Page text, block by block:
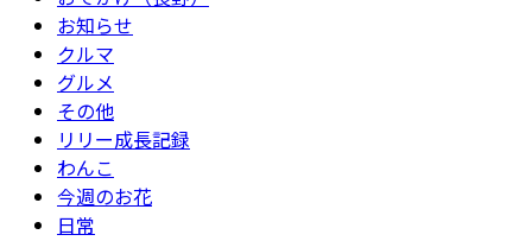
お知らせ
クルマ
グルメ
その他
リリー成長記録
わんこ
今週のお花
日常